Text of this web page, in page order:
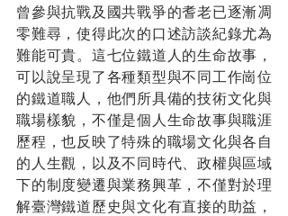
曾參與抗戰及國共戰爭的耆老已逐漸凋
零難尋，使得此次的口述訪談紀錄尤為
難能可貴。這七位鐵道人的生命故事，
可以說呈現了各種類型與不同工作崗位
的鐵道職人，他們所具備的技術文化與
職場樣貌，不僅是個人生命故事與職涯
歷程，也反映了特殊的職場文化與各自
的人生觀，以及不同時代、政權與區域
下的制度變遷與業務興革，不僅對於理
解臺灣鐵道歷史與文化有直接的助益，